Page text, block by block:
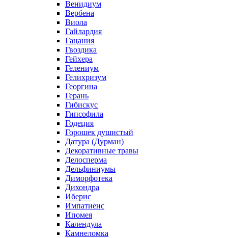
Венидиум
Вербена
Виола
Гайлардия
Гацания
Гвоздика
Гейхера
Гелениум
Гелихризум
Георгина
Герань
Гибискус
Гипсофила
Годеция
Горошек душистый
Датура (Дурман)
Декоративные травы
Делосперма
Дельфиниумы
Диморфотека
Дихондра
Иберис
Импатиенс
Ипомея
Календула
Камнеломка